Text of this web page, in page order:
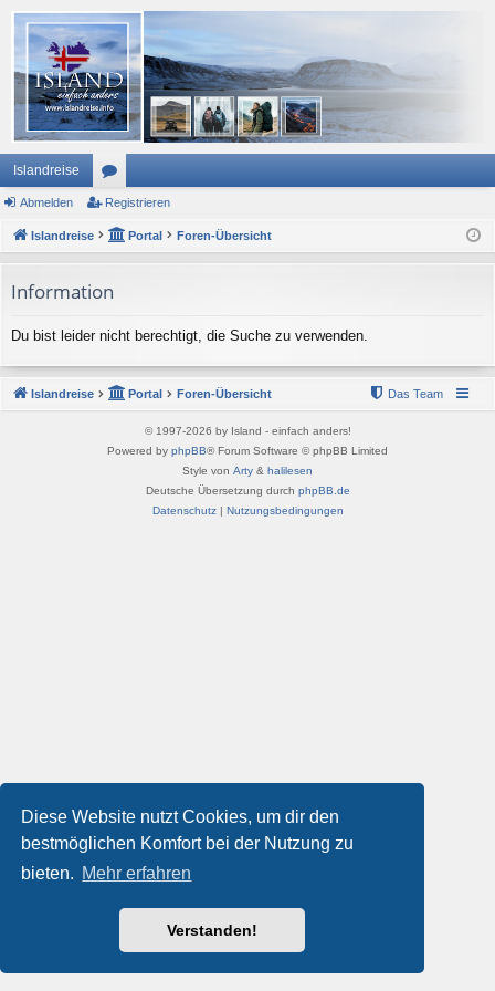
Diese Website nutzt Cookies, um dir den
bestmöglichen Komfort bei der Nutzung zu
bieten. Mehr erfahren
Verstanden!
Islandreise
or
en
Abmelden Registrieren
Islandreise Portal Foren-Übersicht
Information
Du bist leider nicht berechtigt, die Suche zu verwenden.
Islandreise Portal Foren-Übersicht Das Team
© 1997-2026 by Island - einfach anders!
Powered by phpBB® Forum Software © phpBB Limited
Style von Arty & halilesen
Deutsche Übersetzung durch phpBB.de
Datenschutz| Nutzungsbedingungen